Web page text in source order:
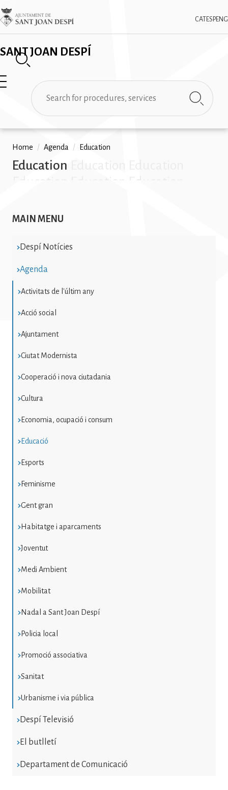
Skip
to
main
SANT JOAN DESPÍ
CAT ESPENG
Imatge
✕
Search
MAIN MENU
Despí Notícies
Agenda
Activitats de l'últim any
Acció social
Ajuntament
Ciutat Modernista
Cooperació i nova ciutadania
Cultura
Economia, ocupació i consum
Educació
Esports
Feminisme
Gent gran
Habitatge i aparcaments
Joventut
Medi Ambient
Mobilitat
Nadal a Sant Joan Despí
Policia local
Promoció associativa
Sanitat
Urbanisme i via pública
Despí Televisió
El butlletí
Departament de Comunicació
Breadcrumb
Home / Agenda / Education
Education
Education Education Education